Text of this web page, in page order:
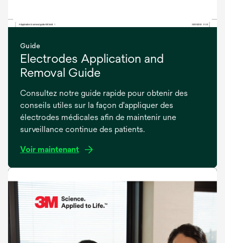
Guide
Electrodes Application and
Removal Guide
Consultez notre guide rapide pour obtenir des
conseils utiles sur la façon d'appliquer des
électrodes médicales afin de maintenir une
surveillance continue des patients.
Voir maintenant
s’ouvre
dans
nouvel
onglet